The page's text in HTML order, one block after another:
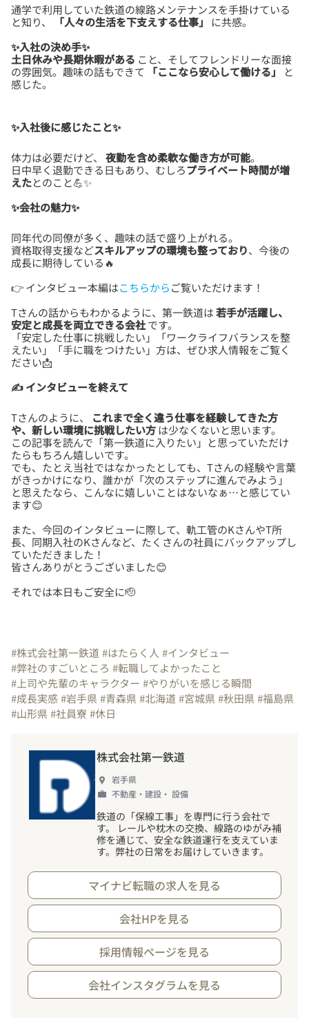
通学で利用していた鉄道の線路メンテナンスを手掛けている
と知り、
「人々の生活を下支えする仕事」
✨入社の決め手✨
土日休みや長期休暇がある こと、そしてフレンドリーな面接
の雰囲気。趣味の話もできて
「ここなら安心して働ける」
と
感じた。
✨入社後に感じたこと✨
体力は必要だけど、 夜勤を含め柔軟な働き方が可能。
日中早く退勤できる日もあり、むしろプライベート時間が増
えた
✨会社の魅力✨
同年代の同僚が多く、趣味の話で盛り上がれる。
資格取得支援などスキルアップの環境も整っており、今後の
👉 インタビュー本編はこちらから
Tさんの話からもわかるように、第一鉄道は若手が活躍し、
安定と成長を両立できる会社です。
「安定した仕事に挑戦したい」「ワークライフバランスを整
えたい」「手に職をつけたい」方は、ぜひ求人情報をご覧く
✍️ インタビューを終えて
Tさんのように、 これまで全く違う仕事を経験してきた方
や、新しい環境に挑戦したい方は少なくないと思います。
この記事を読んで「第一鉄道に入りたい」と思っていただけ
たらもちろん嬉しいです。
でも、たとえ当社ではなかったとしても、Tさんの経験や言葉
がきっかけになり、誰かが「次のステップに進んでみよう」
と思えたなら、こんなに嬉しいことはないなぁ…と感じてい
また、今回のインタビューに際して、軌工管のKさんやT所
長、同期入社のKさんなど、たくさんの社員にバックアップし
ていただきました！
それでは本日もご安全に🫡
#株式会社第一鉄道 #はたらく人 #インタビュー
#弊社のすごいところ #転職してよかったこと
#上司や先輩のキャラクター #やりがいを感じる瞬間
#成長実感#岩手県#青森県#北海道 #宮城県#秋田県#福島県
#山形県#社員寮 #休日
株式会社第一鉄道
岩手県
不動産・建設・ 設備
鉄道の「保線工事」を専門に行う会社で
す。 レールや枕木の交換、線路のゆがみ補
修を通じて、安全な鉄道運行を支えていま
す。弊社の日常をお届けしていきます。
マイナビ転職の求人を見る
会社HPを見る
採用情報ページを見る
会社インスタグラムを見る